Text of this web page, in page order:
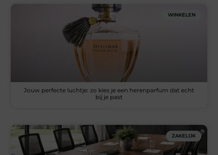
WINKELEN
Jouw perfecte luchtje: zo kies je een herenparfum dat echt
bij je past
ZAKELIJK